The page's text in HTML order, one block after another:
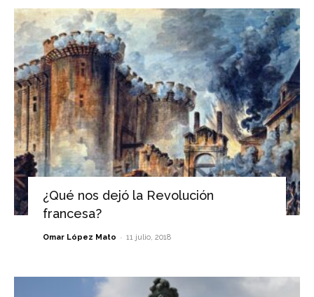
¿Qué nos dejó la Revolución
francesa?
Omar López Mato - 11 julio, 2018